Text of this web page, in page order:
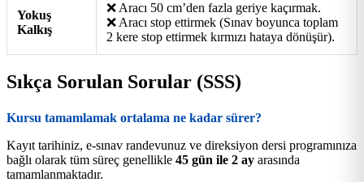
Yokuş
Kalkış
❌ Aracı 50 cm’den fazla geriye kaçırmak.
❌ Aracı stop ettirmek (Sınav boyunca toplam
2 kere stop ettirmek kırmızı hataya dönüşür).
Sıkça Sorulan Sorular (SSS)
Kursu tamamlamak ortalama ne kadar sürer?
Kayıt tarihiniz, e-sınav randevunuz ve direksiyon dersi programınıza
bağlı olarak tüm süreç genellikle 45 gün ile 2 ay arasında
tamamlanmaktadır.